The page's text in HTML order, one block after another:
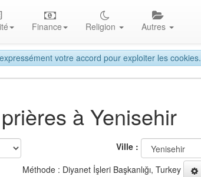
votre accord pour exploiter les cookies.
Finance Religion Autres
à Yenisehir
Ville :
Méthode : Diyanet İşleri Başkanlığı, Turkey